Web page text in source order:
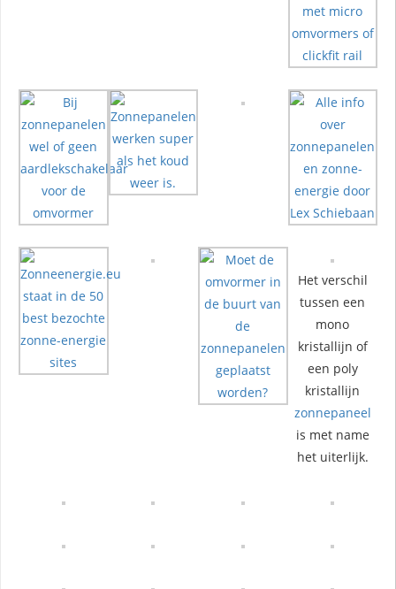
Het verschil
tussen een
mono
kristallijn of
een poly
kristallijn
zonnepaneel
is met name
het uiterlijk.